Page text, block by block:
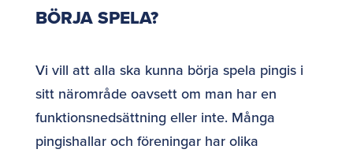
BÖRJA SPELA?
Vi vill att alla ska kunna börja spela pingis i
sitt närområde oavsett om man har en
funktionsnedsättning eller inte. Många
pingishallar och föreningar har olika